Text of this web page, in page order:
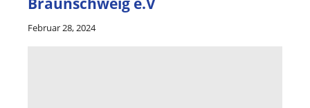
Februar 28, 2024